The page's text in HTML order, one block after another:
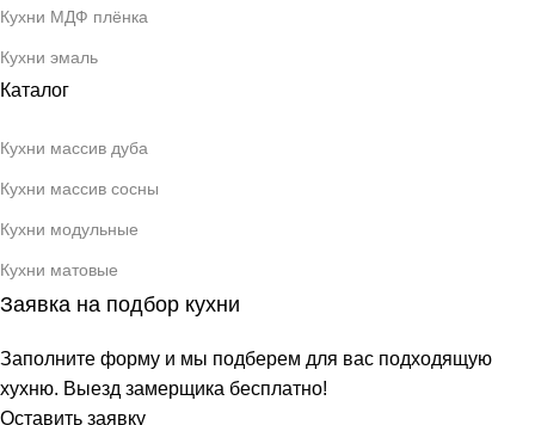
Кухни МДФ плёнка
Кухни эмаль
Каталог
Кухни массив дуба
Кухни массив сосны
Кухни модульные
Кухни матовые
Заявка на подбор кухни
Заполните форму и мы подберем для вас подходящую
хухню. Выезд замерщика бесплатно!
Оставить заявку